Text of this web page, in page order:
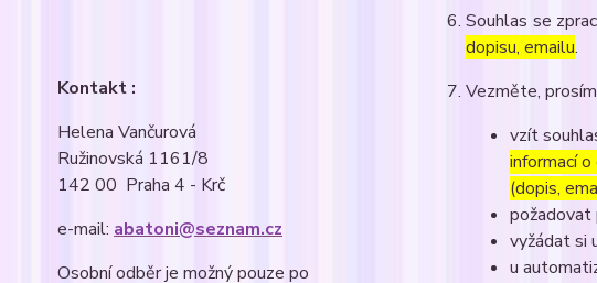
Kontakt :
Helena Vančurová
Ružinovská 1161/8
142 00 Praha 4 - Krč
e-mail: abatoni@seznam.cz
Osobní odběr je možný pouze po
Souhlas se
dopisu, emailu.
Vezměte,
vzít
informací
(dopis,
požadovat
vyžádat si
u